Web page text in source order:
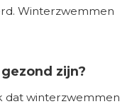
Winterzwemmen
zijn?
dat winterzwemmen